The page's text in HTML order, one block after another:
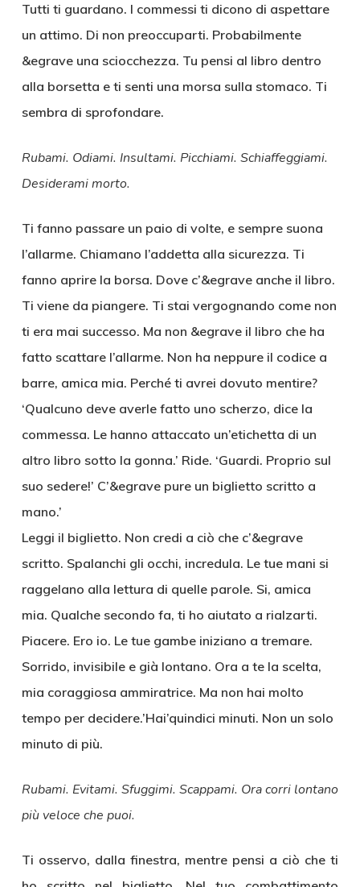
Tutti ti guardano. I commessi ti dicono di aspettare
un attimo. Di non preoccuparti. Probabilmente
&egrave una sciocchezza. Tu pensi al libro dentro
alla borsetta e ti senti una morsa sulla stomaco. Ti
sembra di sprofondare.
Rubami. Odiami. Insultami. Picchiami. Schiaffeggiami.
Desiderami morto.
Ti fanno passare un paio di volte, e sempre suona
l’allarme. Chiamano l’addetta alla sicurezza. Ti
fanno aprire la borsa. Dove c’&egrave anche il libro.
Ti viene da piangere. Ti stai vergognando come non
ti era mai successo. Ma non &egrave il libro che ha
fatto scattare l’allarme. Non ha neppure il codice a
barre, amica mia. Perché ti avrei dovuto mentire?
‘Qualcuno deve averle fatto uno scherzo, dice la
commessa. Le hanno attaccato un’etichetta di un
altro libro sotto la gonna.’ Ride. ‘Guardi. Proprio sul
suo sedere!’ C’&egrave pure un biglietto scritto a
mano.’
Leggi il biglietto. Non credi a ciò che c’&egrave
scritto. Spalanchi gli occhi, incredula. Le tue mani si
raggelano alla lettura di quelle parole. Si, amica
mia. Qualche secondo fa, ti ho aiutato a rialzarti.
Piacere. Ero io. Le tue gambe iniziano a tremare.
Sorrido, invisibile e già lontano. Ora a te la scelta,
mia coraggiosa ammiratrice. Ma non hai molto
tempo per decidere.’Hai’quindici minuti. Non un solo
minuto di più.
Rubami. Evitami. Sfuggimi. Scappami. Ora corri lontano
più veloce che puoi.
Ti osservo, dalla finestra, mentre pensi a ciò che ti